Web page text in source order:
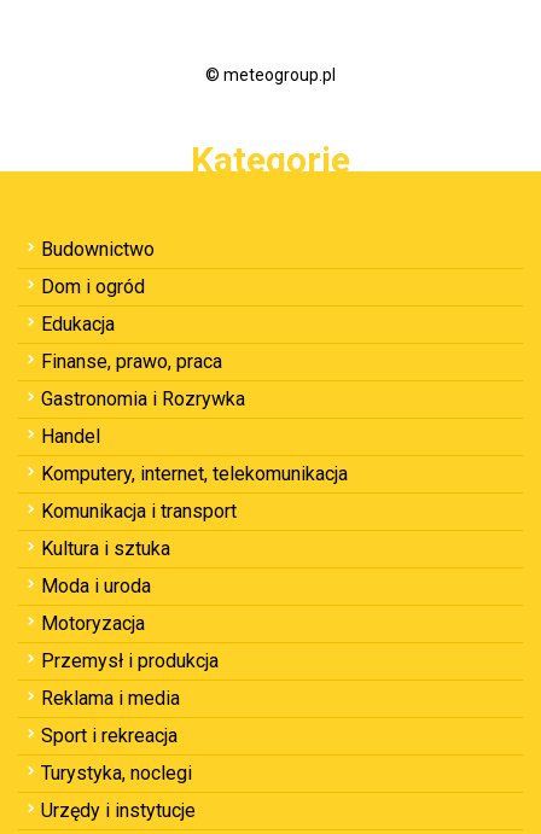
© meteogroup.pl
Kategorie
Budownictwo
Dom i ogród
Edukacja
Finanse, prawo, praca
Gastronomia i Rozrywka
Handel
Komputery, internet, telekomunikacja
Komunikacja i transport
Kultura i sztuka
Moda i uroda
Motoryzacja
Przemysł i produkcja
Reklama i media
Sport i rekreacja
Turystyka, noclegi
Urzędy i instytucje